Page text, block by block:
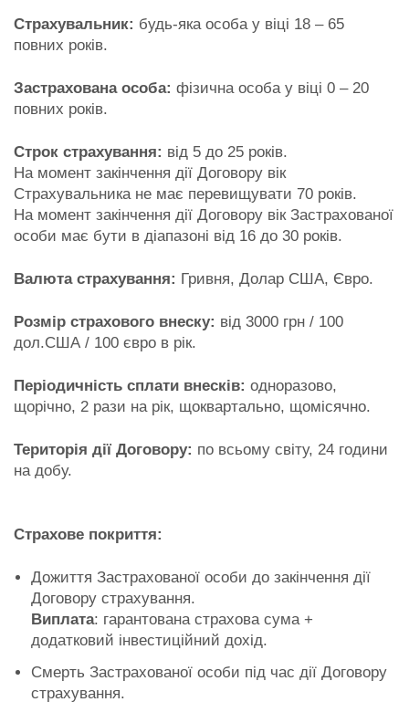
Страхувальник: будь-яка особа у віці 18 – 65
повних років.
Застрахована особа: фізична особа у віці 0 – 20
повних років.
Строк страхування: від 5 до 25 років.
На момент закінчення дії Договору вік
Страхувальника не має перевищувати 70 років.
На момент закінчення дії Договору вік Застрахованої
особи має бути в діапазоні від 16 до 30 років.
Валюта страхування: Гривня, Долар США, Євро.
Розмір страхового внеску: від 3000 грн / 100
дол.США / 100 євро в рік.
Періодичність сплати внесків: одноразово,
щорічно, 2 рази на рік, щоквартально, щомісячно.
Територія дії Договору: по всьому світу, 24 години
на добу.
Страхове покриття:
Дожиття Застрахованої особи до закінчення дії
Договору страхування.
Виплата: гарантована страхова сума +
додатковий інвестиційний дохід.
Смерть Застрахованої особи під час дії Договору
страхування.